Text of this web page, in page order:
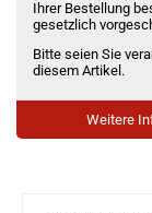
Ihrer Bestellung
gesetzlich
Bitte seien Sie
diesem Artikel.
Weitere